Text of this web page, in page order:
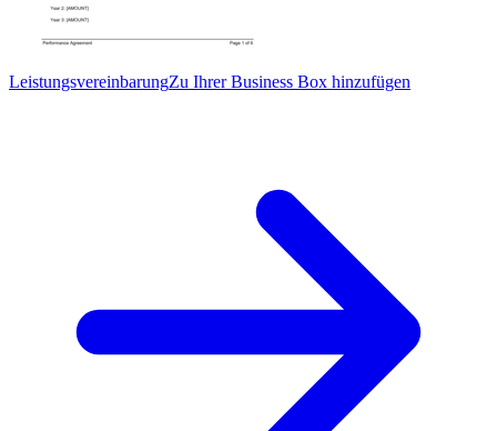
LeistungsvereinbarungZu Ihrer Business Box hinzufügen